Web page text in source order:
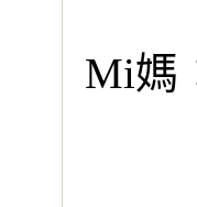
Mi媽